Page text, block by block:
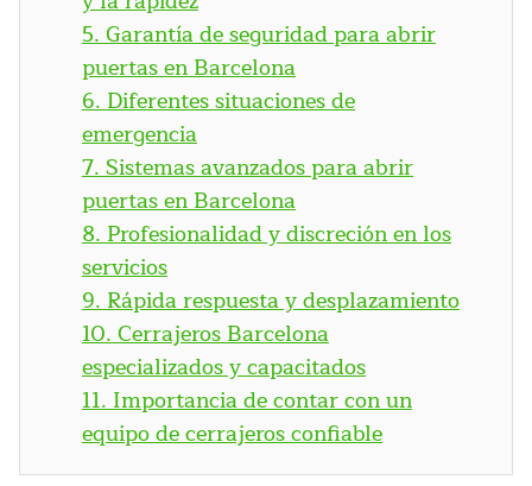
5.Garantía de seguridad para abrir
puertas en Barcelona
6.Diferentes situaciones de
emergencia
7.Sistemas avanzados para abrir
puertas en Barcelona
8.Profesionalidad y discreción en los
servicios
9.Rápida respuesta y desplazamiento
10.Cerrajeros Barcelona
especializados y capacitados
11.Importancia de contar con un
equipo de cerrajeros confiable